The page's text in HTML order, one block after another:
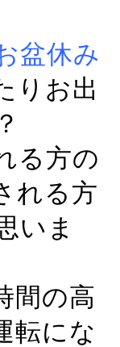
盆休み
りお出
る方の
れる方
いま
間の高
転にな